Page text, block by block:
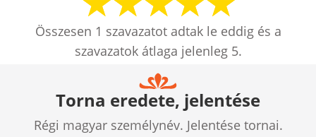
Összesen 1 szavazatot adtak le eddig és a
szavazatok átlaga jelenleg 5.
Torna eredete, jelentése
Régi magyar személynév. Jelentése tornai.